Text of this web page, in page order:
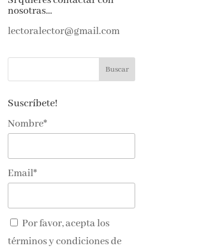
nosotras…
lectoralector@gmail.com
Suscríbete!
Nombre*
Email*
Por favor, acepta los
términos y condiciones de